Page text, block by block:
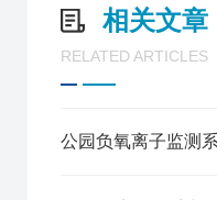
相关文章
RELATED ARTICLES